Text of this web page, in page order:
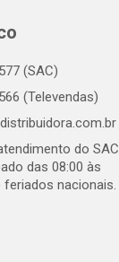
(SAC)
(Televendas)
do SAC
das 08:00 às
feriados nacionais.